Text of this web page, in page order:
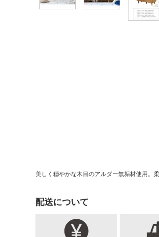
美しく穏やかな木目のアルダー無垢材使用。
配送について